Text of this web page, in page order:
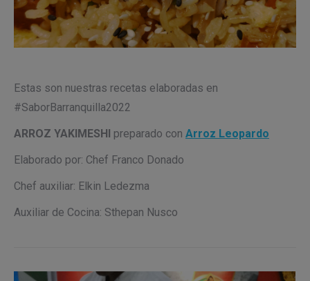
Estas son nuestras recetas elaboradas en
#SaborBarranquilla2022
ARROZ YAKIMESHI preparado con Arroz Leopardo
Elaborado por: Chef Franco Donado
Chef auxiliar: Elkin Ledezma
Auxiliar de Cocina: Sthepan Nusco